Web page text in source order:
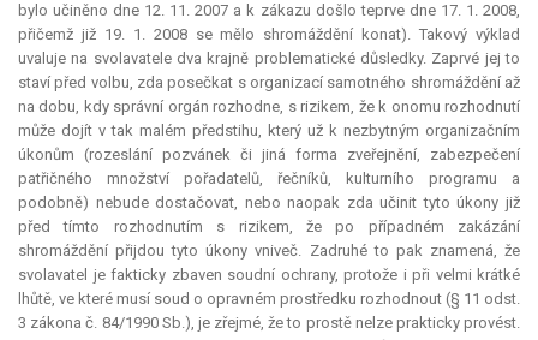
bylo učiněno dne 12. 11. 2007 a k zákazu došlo teprve dne 17. 1. 2008,
přičemž již 19. 1. 2008 se mělo shromáždění konat). Takový výklad
uvaluje na svolavatele dva krajně problematické důsledky. Zaprvé jej to
staví před volbu, zda posečkat s organizací samotného shromáždění až
na dobu, kdy správní orgán rozhodne, s rizikem, že k onomu rozhodnutí
může dojít v tak malém předstihu, který už k nezbytným organizačním
úkonům (rozeslání pozvánek či jiná forma zveřejnění, zabezpečení
patřičného množství pořadatelů, řečníků, kulturního programu a
podobně) nebude dostačovat, nebo naopak zda učinit tyto úkony již
před tímto rozhodnutím s rizikem, že po případném zakázání
shromáždění přijdou tyto úkony vniveč. Zadruhé to pak znamená, že
svolavatel je fakticky zbaven soudní ochrany, protože i při velmi krátké
lhůtě, ve které musí soud o opravném prostředku rozhodnout (§ 11 odst.
3 zákona č. 84/1990 Sb.), je zřejmé, že to prostě nelze prakticky provést.